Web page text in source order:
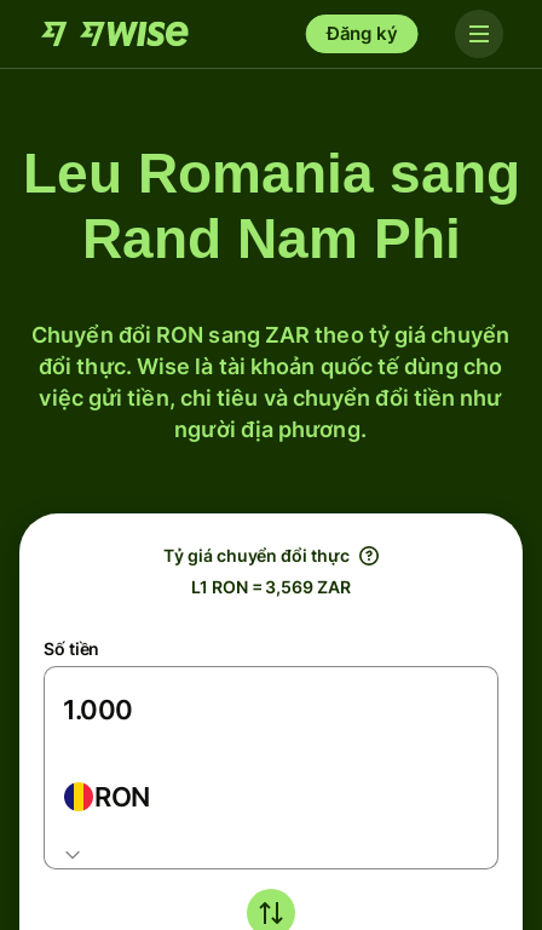
Đăng ký
Leu Romania sang
Rand Nam Phi
Chuyển đổi RON sang ZAR theo tỷ giá chuyển
đổi thực. Wise là tài khoản quốc tế dùng cho
việc gửi tiền, chi tiêu và chuyển đổi tiền như
người địa phương.
Tỷ giá chuyển đổi thực
L1 RON = 3,569 ZAR
Số tiền
RON